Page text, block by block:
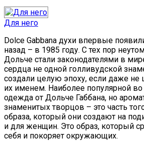
Для него
Dolce Gabbana духи впервые
назад – в 1985 году. С тех пор
Дольче стали законодателями в
сердца не одной голливудской
создали целую эпоху, если даже
их именем. Наиболее популярной
одежда от Дольче Габбана, но
знаменитых творцов – это часть
образа, который они создают на
и для женщин. Это образ, который
себя и покоряет окружающих.